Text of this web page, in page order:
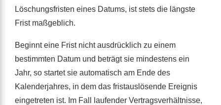
Löschungsfristen eines Datums, ist stets die längste
Frist maßgeblich.
Beginnt eine Frist nicht ausdrücklich zu einem
bestimmten Datum und beträgt sie mindestens ein
Jahr, so startet sie automatisch am Ende des
Kalenderjahres, in dem das fristauslösende Ereignis
eingetreten ist. Im Fall laufender Vertragsverhältnisse,